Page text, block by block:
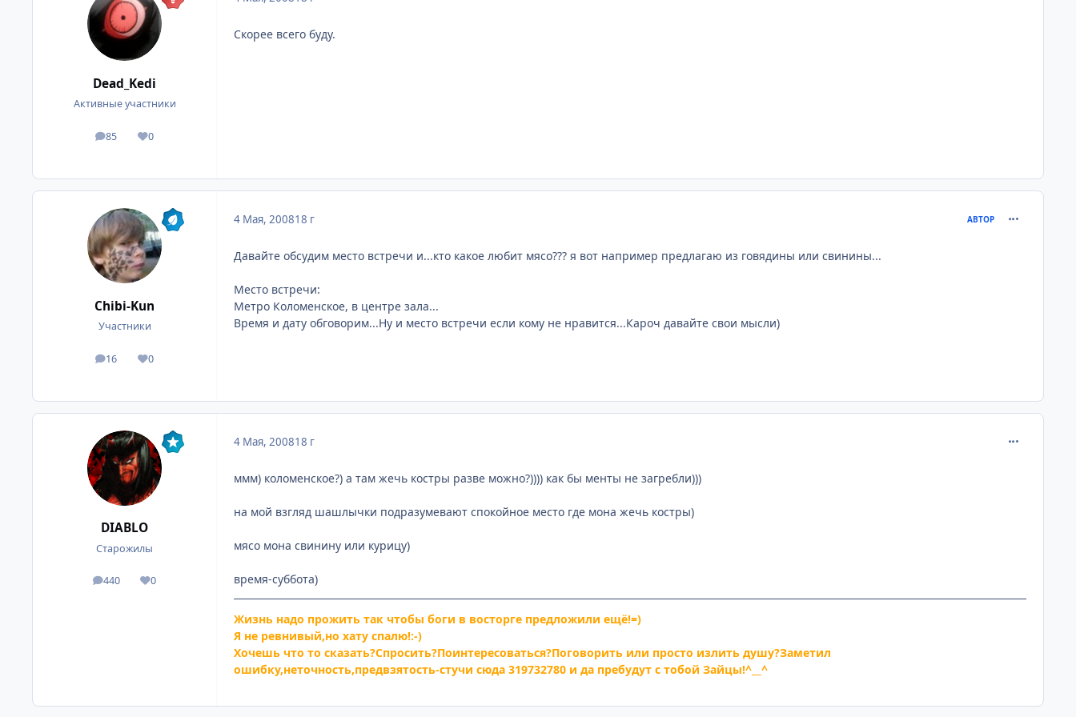
Dead_Kedi
Активные участники
85
посты 0
Репутация
Скорее всего буду.
Chibi-Kun
Участники
16
посты 0
Репутация
4 Мая, 200818 г АВТОР
Давайте обсудим место встречи и...кто какое любит мясо??? я вот например предлагаю из говядины или свинины...
Место встречи:
Метро Коломенское, в центре зала...
Время и дату обговорим...Ну и место встречи если кому не нравится...Кароч давайте свои мысли)
DIABLO
Старожилы
440
посты 0
Репутация
4 Мая, 200818 г
ммм) коломенское?) а там жечь костры разве можно?)))) как бы менты не загребли)))
на мой взгляд шашлычки подразумевают спокойное место где мона жечь костры)
мясо мона свинину или курицу)
время-суббота)
Жизнь надо прожить так чтобы боги в восторге предложили ещё!=)
Я не ревнивый,но хату спалю!:-)
Хочешь что то сказать?Спросить?Поинтересоваться?Поговорить или просто излить душу?Заметил
ошибку,неточность,предвзятость-стучи сюда 319732780 и да пребудут с тобой Зайцы!^__^